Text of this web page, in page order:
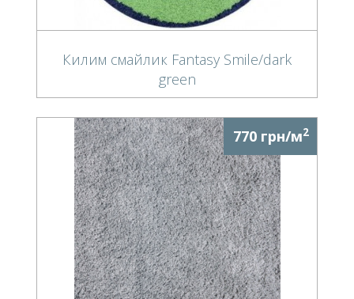
Килим смайлик Fantasy Smile/dark
green
770 грн/м2